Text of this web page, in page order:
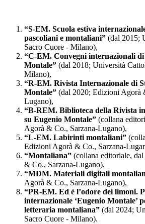
“S-EM. Scuola estiva
pascoliani e montaliani” (dal 2015;
Sacro Cuore - Milano),
“C-EM. Convegni internazionali
Montale” (dal 2018; Università
Milano),
“R-EM. Rivista Internazionale di
Montale” (dal 2020; Edizioni Agorà
Lugano),
“B-REM. Biblioteca della Rivista
su Eugenio Montale” (collana
Agorà & Co., Sarzana-Lugano),
“L-EM. Labirinti montaliani”
Edizioni Agorà & Co., Sarzana-
“Montaliana” (collana editoriale,
& Co., Sarzana-Lugano),
“MDM. Materiali digitali
Agorà & Co., Sarzana-Lugano),
“PR-EM. Ed è l’odore dei limoni.
internazionale ‘Eugenio Montale’
letteraria montaliana” (dal 2024;
Sacro Cuore - Milano).